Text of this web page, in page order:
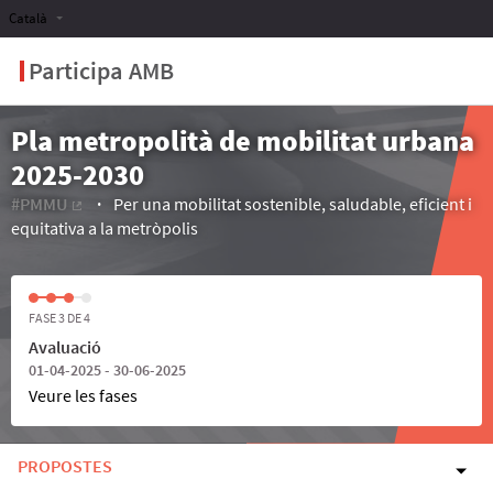
Participa AMB
Català
Pla metropolità de mobilitat urbana
2025-2030
#PMMU
(Enllaç extern)
Per una mobilitat sostenible, saludable, eficient i
equitativa a la metròpolis
FASE 3 DE 4
Avaluació
01-04-2025 - 30-06-2025
Veure les fases
PROPOSTES